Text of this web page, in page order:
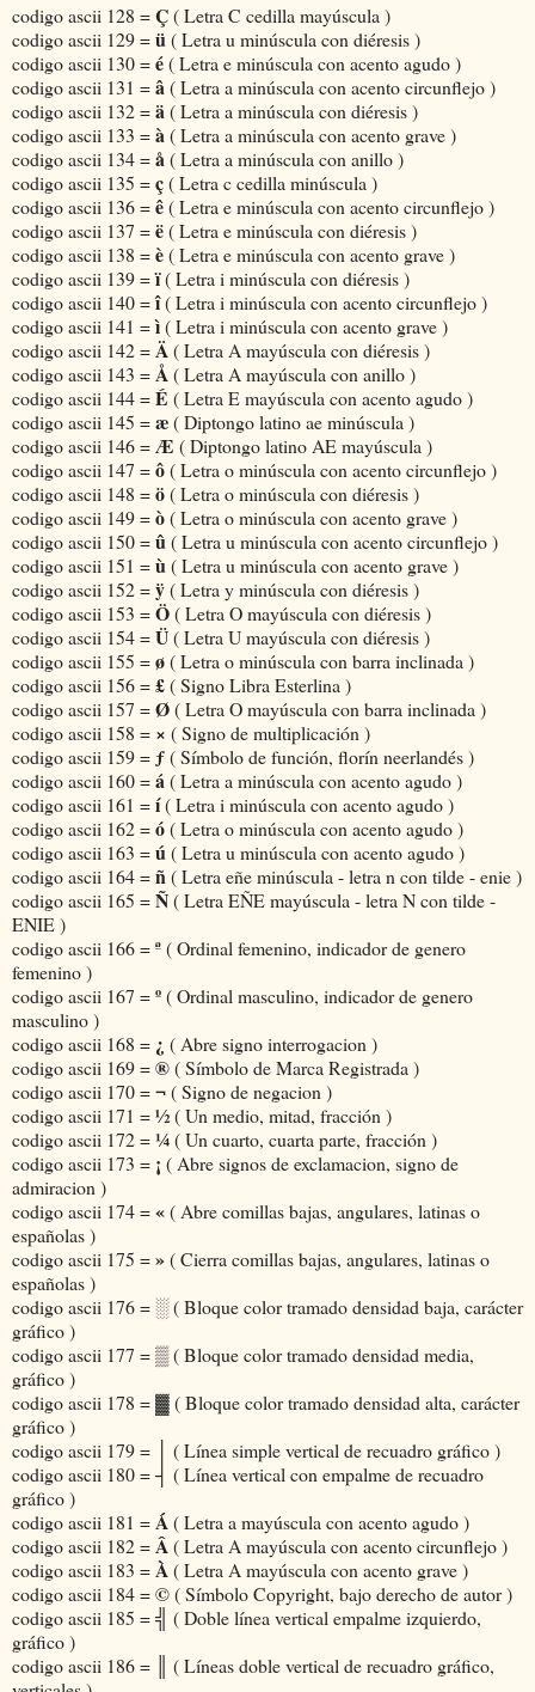
codigo ascii 128 =Ç( Letra C cedilla mayúscula )
codigo ascii 129 =ü( Letra u minúscula con diéresis )
codigo ascii 130 =é( Letra e minúscula con acento agudo )
codigo ascii 131 =â( Letra a minúscula con acento circunflejo )
codigo ascii 132 =ä( Letra a minúscula con diéresis )
codigo ascii 133 =à( Letra a minúscula con acento grave )
codigo ascii 134 =å( Letra a minúscula con anillo )
codigo ascii 135 =ç( Letra c cedilla minúscula )
codigo ascii 136 =ê( Letra e minúscula con acento circunflejo )
codigo ascii 137 =ë( Letra e minúscula con diéresis )
codigo ascii 138 =è( Letra e minúscula con acento grave )
codigo ascii 139 =ï( Letra i minúscula con diéresis )
codigo ascii 140 =î( Letra i minúscula con acento circunflejo )
codigo ascii 141 =ì( Letra i minúscula con acento grave )
codigo ascii 142 =Ä( Letra A mayúscula con diéresis )
codigo ascii 143 =Å( Letra A mayúscula con anillo )
codigo ascii 144 =É ( Letra E mayúscula con acento agudo )
codigo ascii 145 =æ( Diptongo latino ae minúscula )
codigo ascii 146 =Æ ( Diptongo latino AE mayúscula )
codigo ascii 147 =ô( Letra o minúscula con acento circunflejo )
codigo ascii 148 =ö( Letra o minúscula con diéresis )
codigo ascii 149 =ò( Letra o minúscula con acento grave )
codigo ascii 150 =û( Letra u minúscula con acento circunflejo )
codigo ascii 151 =ù( Letra u minúscula con acento grave )
codigo ascii 152 =ÿ( Letra y minúscula con diéresis )
codigo ascii 153 =Ö( Letra O mayúscula con diéresis )
codigo ascii 154 =Ü( Letra U mayúscula con diéresis )
codigo ascii 155 =ø( Letra o minúscula con barra inclinada )
codigo ascii 156 =£( Signo Libra Esterlina )
codigo ascii 157 =Ø( Letra O mayúscula con barra inclinada )
codigo ascii 158 = × ( Signo de multiplicación )
codigo ascii 159 = ƒ( Símbolo de función, florín neerlandés )
codigo ascii 160 =á( Letra a minúscula con acento agudo )
codigo ascii 161 =í( Letra i minúscula con acento agudo )
codigo ascii 162 =ó( Letra o minúscula con acento agudo )
codigo ascii 163 =ú( Letra u minúscula con acento agudo )
codigo ascii 164 =ñ( Letra eñe minúscula - letra n con tilde - enie )
codigo ascii 165 =Ñ( Letra EÑE mayúscula - letra N con tilde -
ENIE )
codigo ascii 166 =ª( Ordinal femenino, indicador de genero
femenino )
codigo ascii 167 =º( Ordinal masculino, indicador de genero
masculino )
codigo ascii 168 = ¿ ( Abre signo interrogacion )
codigo ascii 169 =®( Símbolo de Marca Registrada )
codigo ascii 170 =¬( Signo de negacion )
codigo ascii 171 =½( Un medio, mitad, fracción )
codigo ascii 172 =¼( Un cuarto, cuarta parte, fracción )
codigo ascii 173 = ¡ ( Abre signos de exclamacion, signo de
admiracion )
codigo ascii 174 =«( Abre comillas bajas, angulares, latinas o
españolas )
codigo ascii 175 =»( Cierra comillas bajas, angulares, latinas o
españolas )
codigo ascii 176 =░( Bloque color tramado densidad baja, carácter
gráfico )
codigo ascii 177 =▒( Bloque color tramado densidad media,
gráfico )
codigo ascii 178 =▓( Bloque color tramado densidad alta, carácter
gráfico )
codigo ascii 179 =
( Línea simple vertical de recuadro gráfico )
codigo ascii 180 =┤ ( Línea vertical con empalme de recuadro
gráfico )
codigo ascii 181 =Á( Letra a mayúscula con acento agudo )
codigo ascii 182 =Â( Letra A mayúscula con acento circunflejo )
codigo ascii 183 =À( Letra A mayúscula con acento grave )
codigo ascii 184 =©( Símbolo Copyright, bajo derecho de autor )
codigo ascii 185 =╣ ( Doble línea vertical empalme izquierdo,
gráfico )
codigo ascii 186 =
( Líneas doble vertical de recuadro gráfico,